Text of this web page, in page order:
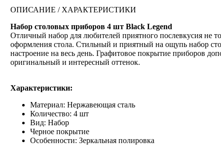
ОПИСАНИЕ / ХАРАКТЕРИСТИКИ
Набор столовых приборов 4 шт Black Legend
Отличный набор для любителей приятного послевкусия не
оформления стола. Стильный и приятный на ощупь набор
настроение на весь день. Графитовое покрытие приборов
оригинальный и интересный оттенок.
Характеристики:
Материал: Нержавеющая сталь
Количество: 4 шт
Вид: Набор
Черное покрытие
Особенности: Зеркальная полировка